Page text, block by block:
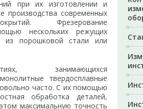
при их изготовлении и
производства современных
Фрезерование
нескольких режущих
из порошковой стали или
занимающихся
твердосплавные
часто. С их помощью
обработка деталей,
максимальную точность